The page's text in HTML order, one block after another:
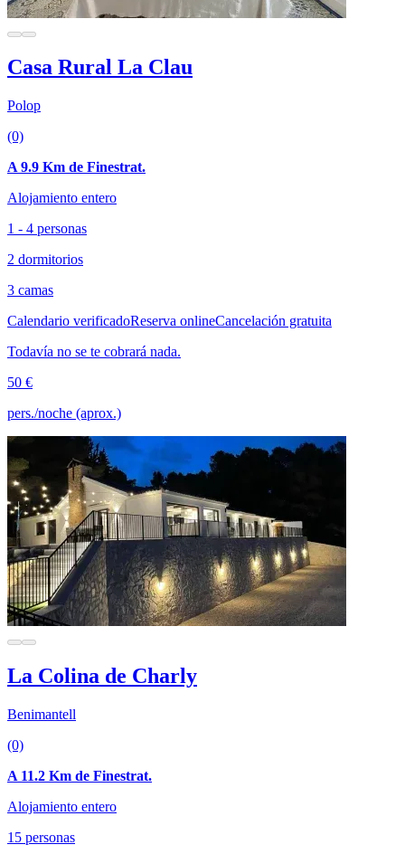
Casa Rural La Clau
Polop
(0)
A 9.9 Km de Finestrat.
Alojamiento entero
1 - 4 personas
2 dormitorios
3 camas
Calendario verificadoReserva onlineCancelación gratuita
Todavía no se te cobrará nada.
50 €
pers./noche (aprox.)
La Colina de Charly
Benimantell
(0)
A 11.2 Km de Finestrat.
Alojamiento entero
15 personas